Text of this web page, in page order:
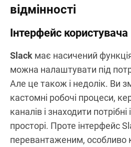
відмінності
Інтерфейс користувача
Slack має насичений
можна налаштувати під
Але це також і недолік. Ви
кастомні робочі процеси,
каналів і знаходити потрібні
просторі. Проте інтерфейс
перевантаженим, особливо